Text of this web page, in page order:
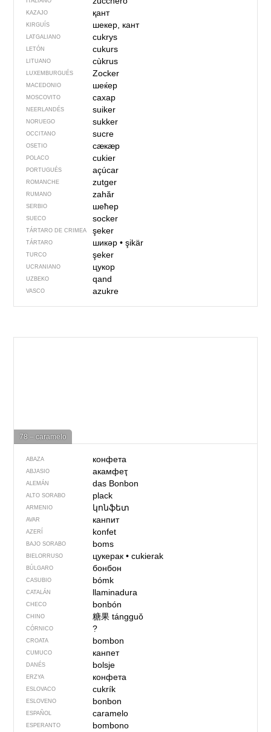
KAZAJO қант
KIRGUÍS шекер, кант
LATGALIANO cukrys
LETÓN cukurs
LITUANO cùkrus
LUXEMBURGUÉS Zocker
MACEDONIO шеќер
MOSCOVITO сахар
NEERLANDÉS suiker
NORUEGO sukker
OCCITANO sucre
OSETIO сӕкӕр
POLACO cukier
PORTUGUÉS açúcar
ROMANCHE zutger
RUMANO zahăr
SERBIO шећер
SUECO socker
TÁRTARO DE CRIMEA şeker
TÁRTARO шикәр• şikär
TURCO şeker
UCRANIANO цукор
UZBEKO qand
VASCO azukre
78 – caramelo
ABAZA конфета
ABJASIO акамфеҭ
ALEMÁN das Bonbon
ALTO SORABO plack
ARMENIO կոնֆետ
AVAR канпит
AZERÍ konfet
BAJO SORABO boms
BIELORRUSO цукерак• cukierak
BÚLGARO бонбон
CASUBIO bómk
CATALÁN llaminadura
CHECO bonbón
CHINO 糖果tángguǒ
CÓRNICO ?
CROATA bombon
CUMUCO канпет
DANÉS bolsje
ERZYA конфета
ESLOVACO cukrík
ESLOVENO bonbon
ESPAÑOL caramelo
ESPERANTO bombono